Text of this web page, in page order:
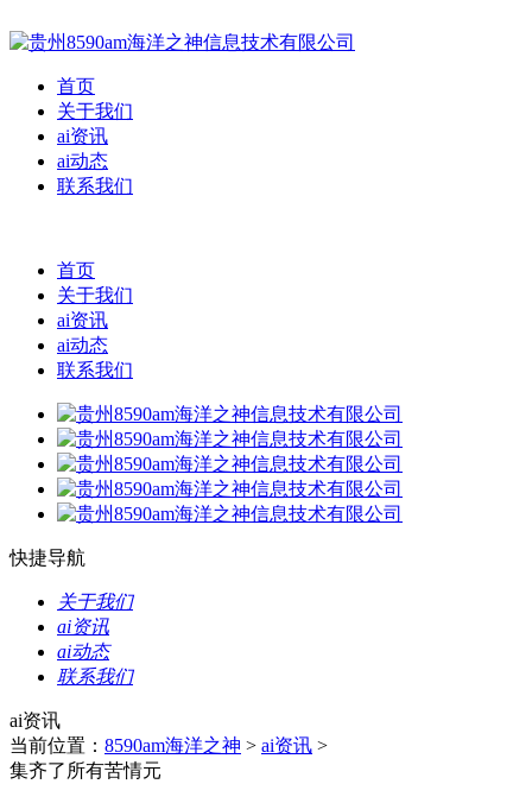
首页
关于我们
ai资讯
ai动态
联系我们
首页
关于我们
ai资讯
ai动态
联系我们
快捷导航
关于我们
ai资讯
ai动态
联系我们
ai资讯
当前位置： 8590am海洋之神 > ai资讯 >
集齐了所有苦情元